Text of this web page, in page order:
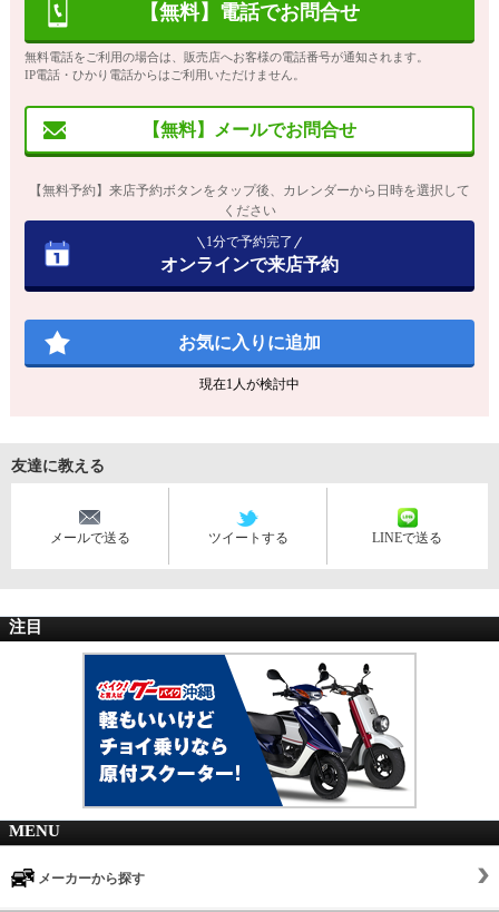
【無料】電話でお問合せ
無料電話をご利用の場合は、販売店へお客様の電話番号が通知されます。
IP電話・ひかり電話からはご利用いただけません。
【無料】メールでお問合せ
【無料予約】来店予約ボタンをタップ後、カレンダーから日時を選択して
ください
1分で予約完了
オンラインで来店予約
お気に入りに追加
現在1人が検討中
友達に教える
メールで送る ツイートする LINEで送る
注目
MENU
メーカーから探す